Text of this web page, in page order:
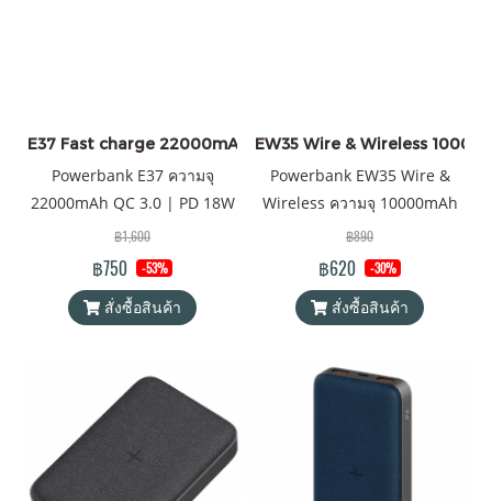
E37 Fast charge 22000mAh
Powerbank E37 ความจุ
22000mAh QC 3.0 | PD 18W
พาวเวอร์แบงค์ Eloop ของแท้
100% ได้รับมาตรฐาน
มอก.2879-2560 แถมฟรี! ซอง
ใส่ Power Bank และสายชาร์จ
฿1,600
฿750 -53%
สั่งซื้อสินค้า
EW35 Wire & Wireless
Powerbank EW35 Wire &
Wireless ความจุ 10000mAh
QC 3.0 | PD 20W พาวเวอร์
แบงค์ Orsen by Eloop ของแท้
100% ได้รับมาตรฐาน
มอก.2879-2560 แถมฟรี! ซอง
USB-A to Type C
฿890
฿620 -30%
สั่งซื้อสินค้า